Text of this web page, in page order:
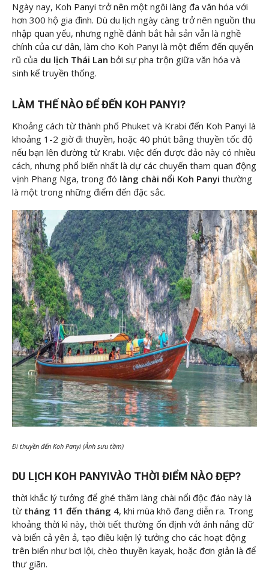
Ngày nay, Koh Panyi trở nên một ngôi làng đa văn hóa với
hơn 300 hộ gia đình. Dù du lịch ngày càng trở nên nguồn thu
nhập quan yếu, nhưng nghề đánh bắt hải sản vẫn là nghề
chính của cư dân, làm cho Koh Panyi là một điểm đến quyến
rũ của du lịch Thái Lan bởi sự pha trộn giữa văn hóa và
sinh kế truyền thống.
LÀM THẾ NÀO ĐỂ ĐẾN KOH PANYI?
Khoảng cách từ thành phố Phuket và Krabi đến Koh Panyi là
khoảng 1-2 giờ đi thuyền, hoặc 40 phút bằng thuyền tốc độ
nếu bạn lên đường từ Krabi. Việc đến được đảo này có nhiều
cách, nhưng phổ biến nhất là dự các chuyến tham quan động
vịnh Phang Nga, trong đó làng chài nổi Koh Panyi thường
là một trong những điểm đến đặc sắc.
Đi thuyền đến Koh Panyi (Ảnh sưu tầm)
DU LỊCH KOH PANYIVÀO THỜI ĐIỂM NÀO ĐẸP?
thời khắc lý tưởng để ghé thăm làng chài nổi độc đáo này là
từ tháng 11 đến tháng 4, khi mùa khô đang diễn ra. Trong
khoảng thời kì này, thời tiết thường ổn định với ánh nắng dữ
và biển cả yên ả, tạo điều kiện lý tưởng cho các hoạt động
trên biển như bơi lội, chèo thuyền kayak, hoặc đơn giản là để
thư giãn.